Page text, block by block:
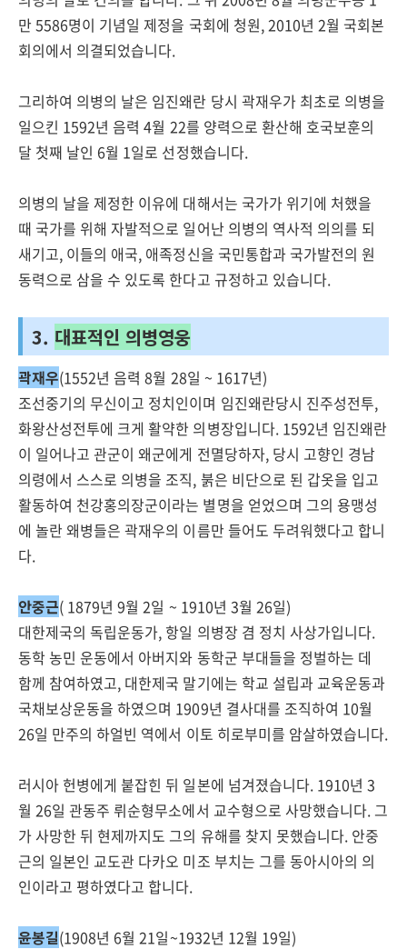
만 5586명이 기념일 제정을 국회에 청원, 2010년 2월 국회본
회의에서 의결되었습니다.
그리하여 의병의 날은 임진왜란 당시 곽재우가 최초로 의병을
일으킨 1592년 음력 4월 22를 양력으로 환산해 호국보훈의
달 첫째 날인 6월 1일로 선정했습니다.
의병의 날을 제정한 이유에 대해서는 국가가 위기에 처했을
때 국가를 위해 자발적으로 일어난 의병의 역사적 의의를 되
새기고, 이들의 애국, 애족정신을 국민통합과 국가발전의 원
동력으로 삼을 수 있도록 한다고 규정하고 있습니다.
3. 대표적인 의병영웅
곽재우(1552년 음력 8월 28일 ~ 1617년)
조선중기의 무신이고 정치인이며 임진왜란당시 진주성전투,
화왕산성전투에 크게 활약한 의병장입니다. 1592년 임진왜란
이 일어나고 관군이 왜군에게 전멸당하자, 당시 고향인 경남
의령에서 스스로 의병을 조직, 붉은 비단으로 된 갑옷을 입고
활동하여 천강홍의장군이라는 별명을 얻었으며 그의 용맹성
에 놀란 왜병들은 곽재우의 이름만 들어도 두려워했다고 합니
다.
안중근( 1879년 9월 2일 ~ 1910년 3월 26일)
대한제국의 독립운동가, 항일 의병장 겸 정치 사상가입니다.
동학 농민 운동에서 아버지와 동학군 부대들을 정벌하는 데
함께 참여하였고, 대한제국 말기에는 학교 설립과 교육운동과
국채보상운동을 하였으며 1909년 결사대를 조직하여 10월
26일 만주의 하얼빈 역에서 이토 히로부미를 암살하였습니다.
러시아 헌병에게 붙잡힌 뒤 일본에 넘겨졌습니다. 1910년 3
월 26일 관동주 뤼순형무소에서 교수형으로 사망했습니다. 그
가 사망한 뒤 현제까지도 그의 유해를 찾지 못했습니다. 안중
근의 일본인 교도관 다카오 미조 부치는 그를 동아시아의 의
인이라고 평하였다고 합니다.
윤봉길(1908년 6월 21일~1932년 12월 19일)